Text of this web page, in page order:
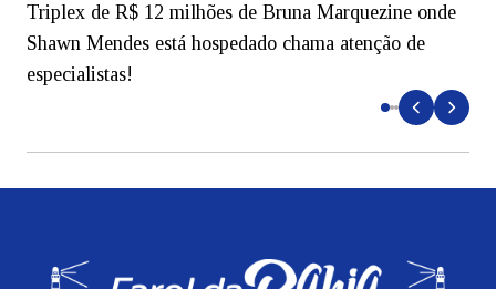
Triplex de R$ 12 milhões de Bruna Marquezine onde
Shawn Mendes está hospedado chama atenção de
especialistas!